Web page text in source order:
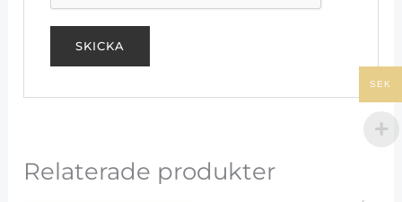
Relaterade produkter
SEK